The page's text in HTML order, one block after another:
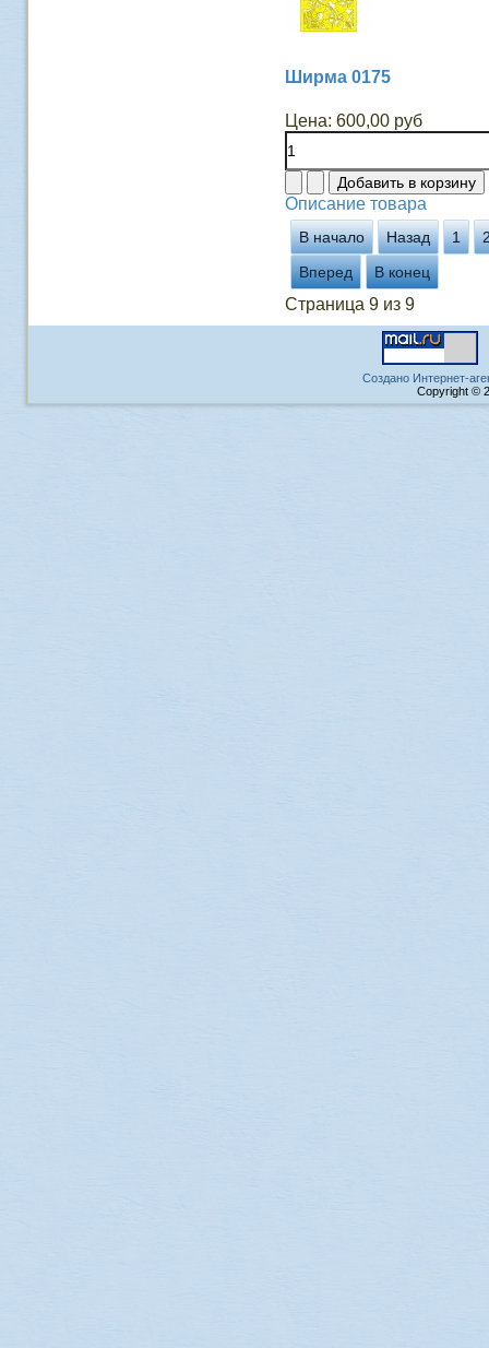
Ширма 0175
Цена: 600,00 руб
Описание товара
В начало Назад 1
Вперед
В конец
Страница 9 из 9
Создано Интернет-
Copyright ©